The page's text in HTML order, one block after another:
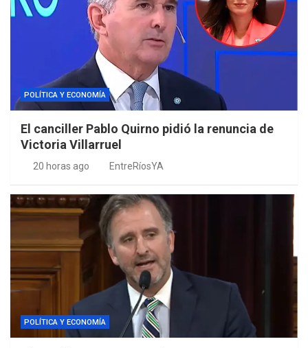
POLÍTICA Y ECONOMÍA
El canciller Pablo Quirno pidió la renuncia de
Victoria Villarruel
20 horas ago EntreRíosYA
POLÍTICA Y ECONOMÍA